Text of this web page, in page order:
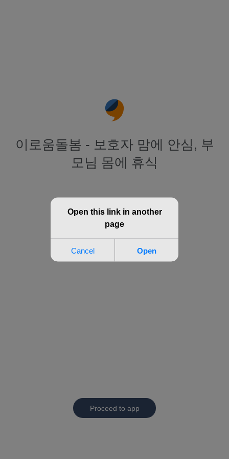
이로움돌봄 - 보호자 맘에 안심, 부
모님 몸에 휴식
Proceed to app